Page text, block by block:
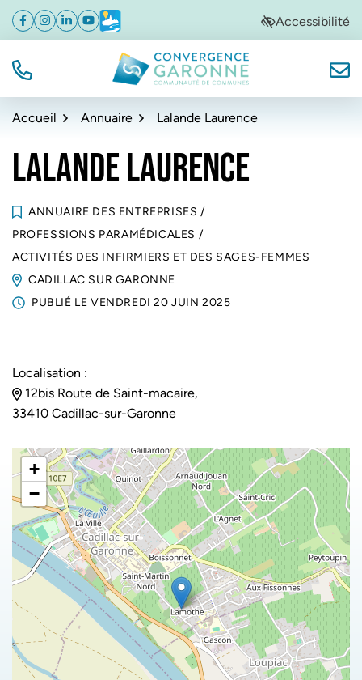
Aller
navigation
Aller
au
Aller
au
de
Facebook
(ouverture dans un nouvel onglet)
Instagram
(ouverture dans un nouvel onglet)
Linkedin
(ouverture dans un nouvel onglet)
YouTube
(ouverture dans un nouvel onglet)
Météo
(ouverture dans un nouvel onglet)Accessibilité
TÉL. Convergence Garonne
Accueil Annuaire Lalande Laurence
LALANDE LAURENCE
ANNUAIRE DES ENTREPRISES /
PROFESSIONS PARAMÉDICALES /
ACTIVITÉS DES INFIRMIERS ET DES SAGES-FEMMES
CADILLAC SUR GARONNE
PUBLIÉ LE VENDREDI 20 JUIN 2025
Localisation :
12bis Route de Saint-macaire,
33410 Cadillac-sur-Garonne
+
−